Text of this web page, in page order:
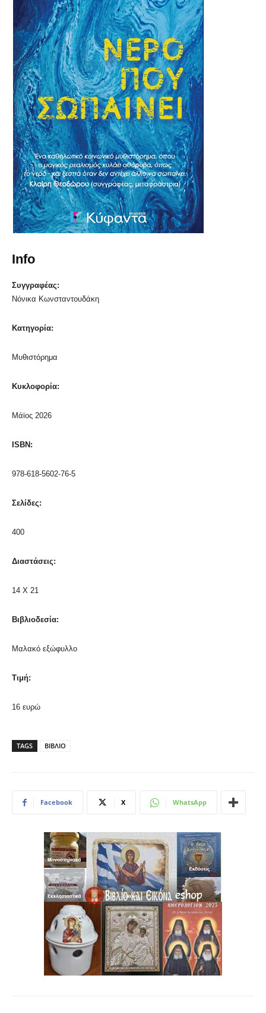
Info
Συγγραφέας:
Νόνικα Κωνσταντουδάκη
Κατηγορία:
Μυθιστόρημα
Κυκλοφορία:
Μάϊος 2026
ISBN:
978-618-5602-76-5
Σελίδες:
400
Διαστάσεις:
14 Χ 21
Βιβλιοδεσία:
Μαλακό εξώφυλλο
Τιμή:
16 ευρώ
TAGS ΒΙΒΛΙΟ
Facebook X WhatsApp